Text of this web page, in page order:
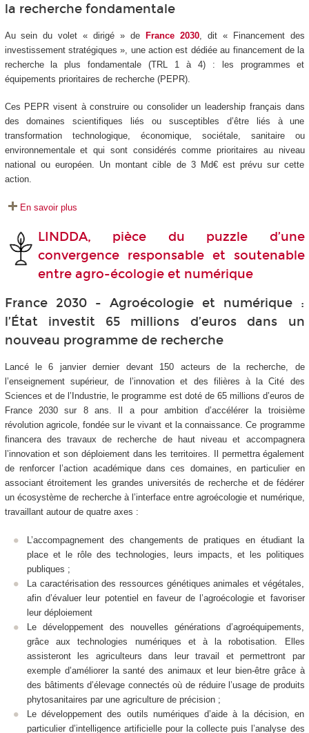
la recherche fondamentale
Au sein du volet « dirigé » de France 2030, dit « Financement des
investissement stratégiques », une action est dédiée au financement de la
recherche la plus fondamentale (TRL 1 à 4) : les programmes et
équipements prioritaires de recherche (PEPR).
Ces PEPR visent à construire ou consolider un leadership français dans
des domaines scientifiques liés ou susceptibles d’être liés à une
transformation technologique, économique, sociétale, sanitaire ou
environnementale et qui sont considérés comme prioritaires au niveau
national ou européen. Un montant cible de 3 Md€ est prévu sur cette
action.
En savoir plus
LINDDA, pièce du puzzle d’une
convergence responsable et soutenable
entre agro-écologie et numérique
France 2030 - Agroécologie et numérique :
l’État investit 65 millions d’euros dans un
nouveau programme de recherche
Lancé le 6 janvier dernier devant 150 acteurs de la recherche, de
l’enseignement supérieur, de l’innovation et des filières à la Cité des
Sciences et de l’Industrie, le programme est doté de 65 millions d’euros de
France 2030 sur 8 ans. Il a pour ambition d’accélérer la troisième
révolution agricole, fondée sur le vivant et la connaissance. Ce programme
financera des travaux de recherche de haut niveau et accompagnera
l’innovation et son déploiement dans les territoires. Il permettra également
de renforcer l’action académique dans ces domaines, en particulier en
associant étroitement les grandes universités de recherche et de fédérer
un écosystème de recherche à l’interface entre agroécologie et numérique,
travaillant autour de quatre axes :
L’accompagnement des changements de pratiques en étudiant la
place et le rôle des technologies, leurs impacts, et les politiques
publiques ;
La caractérisation des ressources génétiques animales et végétales,
afin d’évaluer leur potentiel en faveur de l’agroécologie et favoriser
leur déploiement
Le développement des nouvelles générations d’agroéquipements,
grâce aux technologies numériques et à la robotisation. Elles
assisteront les agriculteurs dans leur travail et permettront par
exemple d’améliorer la santé des animaux et leur bien-être grâce à
des bâtiments d’élevage connectés où de réduire l’usage de produits
phytosanitaires par une agriculture de précision ;
Le développement des outils numériques d’aide à la décision, en
particulier d’intelligence artificielle pour la collecte puis l’analyse des